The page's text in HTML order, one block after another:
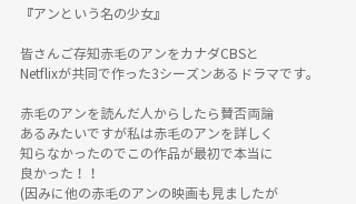
『アンという名の少女』
皆さんご存知赤毛のアンをカナダCBSと
Netflixが共同で作った3シーズンあるドラマです。
赤毛のアンを読んだ人からしたら賛否両論
あるみたいですが私は赤毛のアンを詳しく
知らなかったのでこの作品が最初で本当に
良かった！！
(因みに他の赤毛のアンの映画も見ましたが